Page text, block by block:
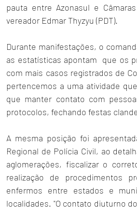
pauta entre Azonasul e
vereador Edmar Thyzyu (PDT).
Durante manifestações, o
as estatísticas apontam  que os
com mais casos registrados de
pertencemos a uma atividade
que manter contato com
protocolos, fechando festas
A mesma posição foi
Regional de Polícia Civil, ao
aglomerações, fiscalizar o
realização de procedimentos
enfermos entre estados e
localidades. "O contato diuturno